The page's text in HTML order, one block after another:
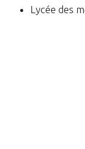
Lycée des